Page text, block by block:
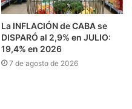
La INFLACIÓN de CABA se
DISPARÓ al 2,9% en JULIO:
19,4% en 2026
7 de agosto de 2026